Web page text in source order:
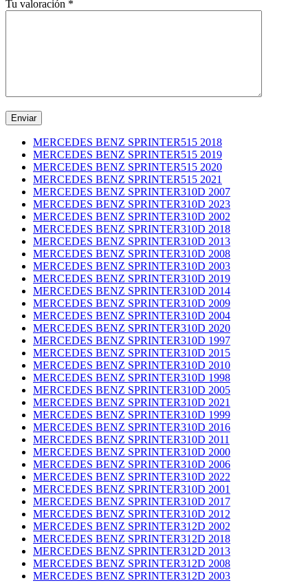
Tu valoración *
MERCEDES BENZ SPRINTER515 2018
MERCEDES BENZ SPRINTER515 2019
MERCEDES BENZ SPRINTER515 2020
MERCEDES BENZ SPRINTER515 2021
MERCEDES BENZ SPRINTER310D 2007
MERCEDES BENZ SPRINTER310D 2023
MERCEDES BENZ SPRINTER310D 2002
MERCEDES BENZ SPRINTER310D 2018
MERCEDES BENZ SPRINTER310D 2013
MERCEDES BENZ SPRINTER310D 2008
MERCEDES BENZ SPRINTER310D 2003
MERCEDES BENZ SPRINTER310D 2019
MERCEDES BENZ SPRINTER310D 2014
MERCEDES BENZ SPRINTER310D 2009
MERCEDES BENZ SPRINTER310D 2004
MERCEDES BENZ SPRINTER310D 2020
MERCEDES BENZ SPRINTER310D 1997
MERCEDES BENZ SPRINTER310D 2015
MERCEDES BENZ SPRINTER310D 2010
MERCEDES BENZ SPRINTER310D 1998
MERCEDES BENZ SPRINTER310D 2005
MERCEDES BENZ SPRINTER310D 2021
MERCEDES BENZ SPRINTER310D 1999
MERCEDES BENZ SPRINTER310D 2016
MERCEDES BENZ SPRINTER310D 2011
MERCEDES BENZ SPRINTER310D 2000
MERCEDES BENZ SPRINTER310D 2006
MERCEDES BENZ SPRINTER310D 2022
MERCEDES BENZ SPRINTER310D 2001
MERCEDES BENZ SPRINTER310D 2017
MERCEDES BENZ SPRINTER310D 2012
MERCEDES BENZ SPRINTER312D 2002
MERCEDES BENZ SPRINTER312D 2018
MERCEDES BENZ SPRINTER312D 2013
MERCEDES BENZ SPRINTER312D 2008
MERCEDES BENZ SPRINTER312D 2003